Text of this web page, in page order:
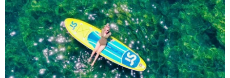
Tổng thống Mỹ Donald Trump. (Ảnh: AFP/TTXVN)
AFP đưa tin, ngày 26/6, Tổng thống Mỹ Donald
Trump lên tiếng rằng mối đe dọa về chương
trình tên lửa đạn đạo và hạt nhân của Triều
Tiên cần phải được "nhanh chóng" giải quyết.